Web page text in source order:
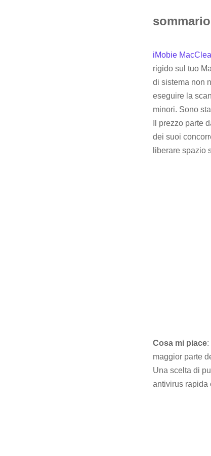
sommario
iMobie
rigido sul tuo
di sistema non
eseguire la
minori. Sono
Il prezzo parte
dei suoi
liberare spazio
Cosa mi piace:
maggior parte
Una scelta di
antivirus rapida